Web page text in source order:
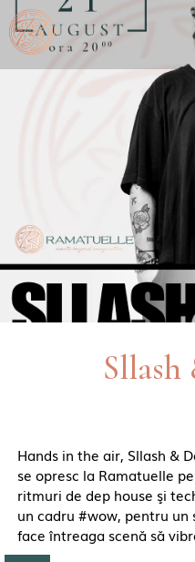
Sllash
Hands in the air, Sllash &
se opresc la Ramatuelle
ritmuri de dep house şi
un cadru #wow, pentru un
face întreaga scenă să